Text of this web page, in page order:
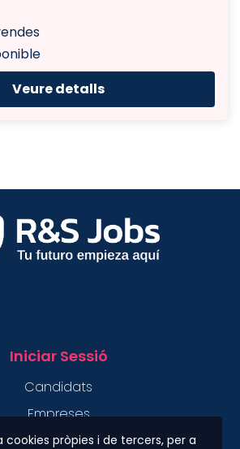
cookies pròpies i de tercers, per a
Veure detalls
Iniciar Sessió
Candidats
Empreses